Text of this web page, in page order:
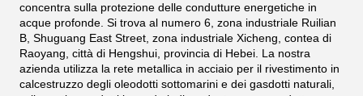
concentra sulla protezione delle condutture energetiche in
acque profonde. Si trova al numero 6, zona industriale Ruilian
B, Shuguang East Street, zona industriale Xicheng, contea di
Raoyang, città di Hengshui, provincia di Hebei. La nostra
azienda utilizza la rete metallica in acciaio per il rivestimento in
calcestruzzo degli oleodotti sottomarini e dei gasdotti naturali,